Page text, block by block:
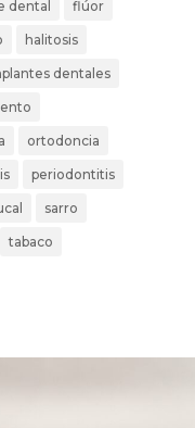
dental flúor
halitosis
dentales
ortodoncia
periodontitis
sarro
tabaco